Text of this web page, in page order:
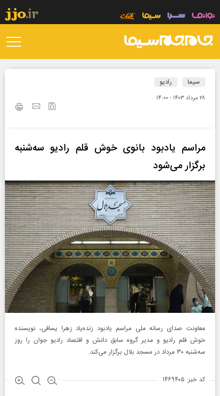
سیما رادیو
۲۸ مرداد ۱۴۰۳ - ۱۴:۰۰
مراسم یادبود بانوی خوش قلم رادیو سه‌شنبه
برگزار می‌شود
معاونت صدای رسانه ملی مراسم یادبود زنده‌یاد زهرا یساقی، نویسنده
خوش قلم رادیو و مدیر گروه سابق دانش و اقتصاد رادیو جوان را روز
سه‌شنبه ۳۰ مرداد در مسجد بلال برگزار می‌کند.
کد خبر: ۱۴۶۹۴۰۵